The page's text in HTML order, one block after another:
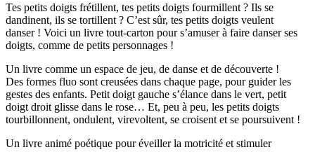
Tes petits doigts frétillent, tes petits doigts fourmillent ? Ils se
dandinent, ils se tortillent ? C’est sûr, tes petits doigts veulent
danser ! Voici un livre tout-carton pour s’amuser à faire danser ses
doigts, comme de petits personnages !
Un livre comme un espace de jeu, de danse et de découverte !
Des formes fluo sont creusées dans chaque page, pour guider les
gestes des enfants. Petit doigt gauche s’élance dans le vert, petit
doigt droit glisse dans le rose… Et, peu à peu, les petits doigts
tourbillonnent, ondulent, virevoltent, se croisent et se poursuivent !
Un livre animé poétique pour éveiller la motricité et stimuler